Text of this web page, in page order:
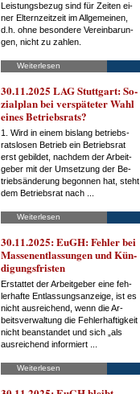
Leis­tungs­be­zug sind für Zei­ten ei­
ner El­tern­zeit­zeit im All­ge­mei­nen,
d.h. oh­ne be­son­de­re Ver­ein­ba­run­
gen, nicht zu zah­len.
Weiterlesen
30.11.2025 LAG Stutt­gart: So­
zi­al­plan bei ver­spä­te­ter Wahl
ei­nes Be­triebs­rats?
1. Wird in ei­nem bis­lang be­triebs­
rats­lo­sen Be­trieb ein Be­triebs­rat
erst ge­bil­det, nach­dem der Ar­beit­
ge­ber mit der Um­set­zung der Be­
trieb­s­än­de­rung be­gon­nen hat, steht
dem Be­triebs­rat nach ...
Weiterlesen
30.11.2025: EuGH: Feh­ler bei
Mas­sen­ent­las­sun­gen und Kün­
di­gungs­fris­ten
Er­stat­tet der Ar­beit­ge­ber ei­ne feh­
ler­haf­te Ent­las­sungs­an­zei­ge, ist es
nicht aus­rei­chend, wenn die Ar­
beits­ver­wal­tung die Feh­ler­haf­tig­keit
nicht be­an­stan­det und sich „als
aus­rei­chend in­for­miert ...
Weiterlesen